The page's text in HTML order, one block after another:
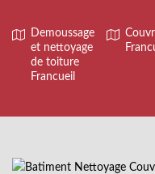
Demoussage
et nettoyage
de toiture
Francueil